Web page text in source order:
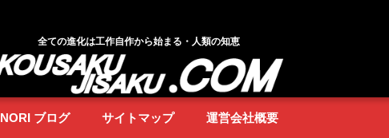
全ての進化は工作自作から始まる・人類の知恵
NORI ブログ サイトマップ 運営会社概要